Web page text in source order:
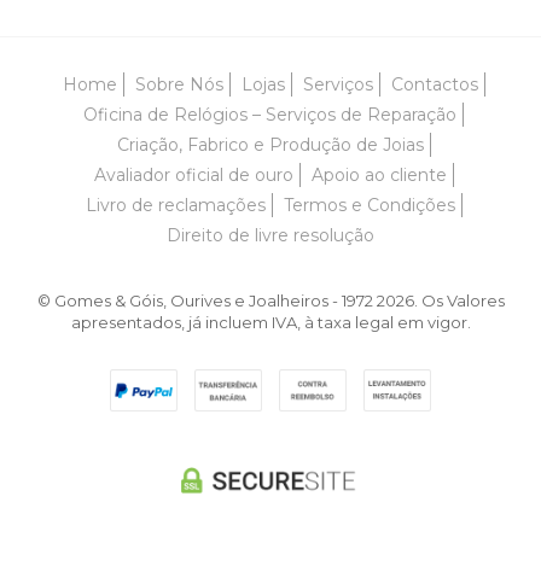
Home Sobre Nós Lojas Serviços
Contactos
Oficina de Relógios – Serviços de Reparação
Criação, Fabrico e Produção de Joias
Avaliador oficial de ouro
Apoio ao cliente
Livro de reclamações
Termos e Condições
Direito de livre resolução
© Gomes & Góis, Ourives e Joalheiros - 1972 2026. Os Valores
apresentados, já incluem IVA, à taxa legal em vigor.